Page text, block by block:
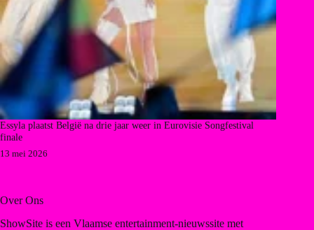
Essyla plaatst België na drie jaar weer in Eurovisie Songfestival
finale
13 mei 2026
Over Ons
ShowSite is een Vlaamse entertainment-nieuwssite met